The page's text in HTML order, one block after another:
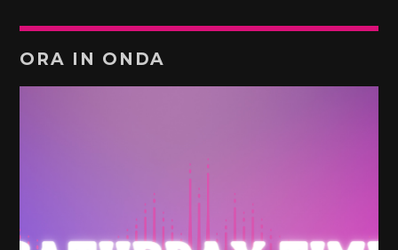
ORA IN ONDA